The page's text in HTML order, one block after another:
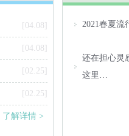
[04.08]
[04.08]
[02.25]
[02.25]
了解详情 >
2021春夏流
还在担心灵
这里…